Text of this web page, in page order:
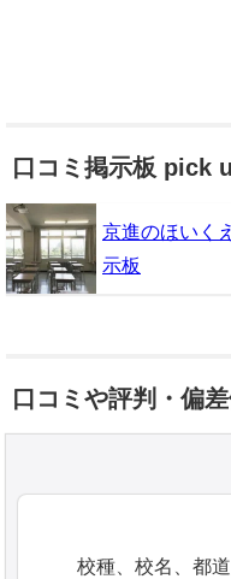
口コミ掲示板 pick
京進のほいく
示板
口コミや評判・偏
校種、校名、都